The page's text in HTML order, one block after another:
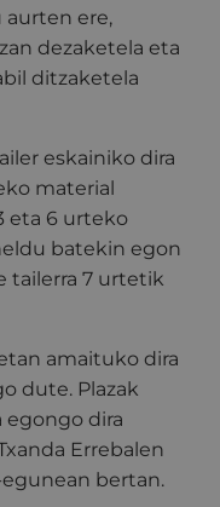
ere,
dezaketela eta
ditzaketela
eskainiko dira
material
eta 6 urteko
batekin egon
tailerra 7 urtetik
amaituko dira
dute. Plazak
dira
Errebalen
bertan.